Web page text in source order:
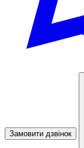
Замовити дзвінок